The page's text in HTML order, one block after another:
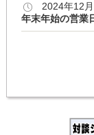
2024年12
年末年始の営業